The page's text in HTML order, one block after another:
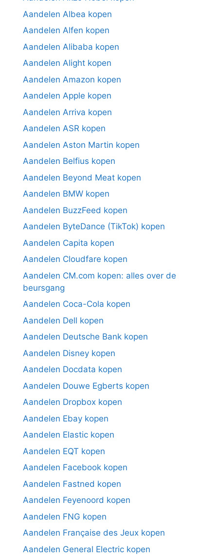
Aandelen Albea kopen
Aandelen Alfen kopen
Aandelen Alibaba kopen
Aandelen Alight kopen
Aandelen Amazon kopen
Aandelen Apple kopen
Aandelen Arriva kopen
Aandelen ASR kopen
Aandelen Aston Martin kopen
Aandelen Belfius kopen
Aandelen Beyond Meat kopen
Aandelen BMW kopen
Aandelen BuzzFeed kopen
Aandelen ByteDance (TikTok) kopen
Aandelen Capita kopen
Aandelen Cloudfare kopen
Aandelen CM.com kopen: alles over de
beursgang
Aandelen Coca-Cola kopen
Aandelen Dell kopen
Aandelen Deutsche Bank kopen
Aandelen Disney kopen
Aandelen Docdata kopen
Aandelen Douwe Egberts kopen
Aandelen Dropbox kopen
Aandelen Ebay kopen
Aandelen Elastic kopen
Aandelen EQT kopen
Aandelen Facebook kopen
Aandelen Fastned kopen
Aandelen Feyenoord kopen
Aandelen FNG kopen
Aandelen Française des Jeux kopen
Aandelen General Electric kopen